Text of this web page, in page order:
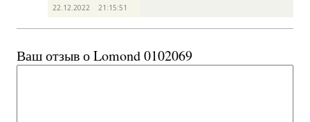
22.12.2022 21:15:51
Ваш отзыв о Lomond 0102069